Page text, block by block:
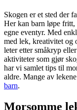
Skogen er et sted der
Her kan barn løpe fritt,
egne eventyr. Med
med lek, kreativitet og
leter etter småkryp
aktiviteter som gjør
har vi samlet tips til
aldre. Mange av
barn.
Morsomme